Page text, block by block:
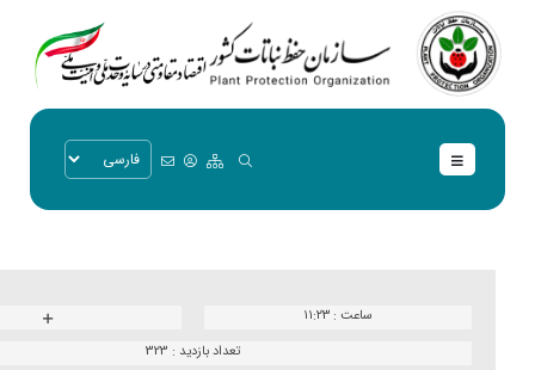
ساعت : ۱۱:۲۳
تعداد بازدید : 323